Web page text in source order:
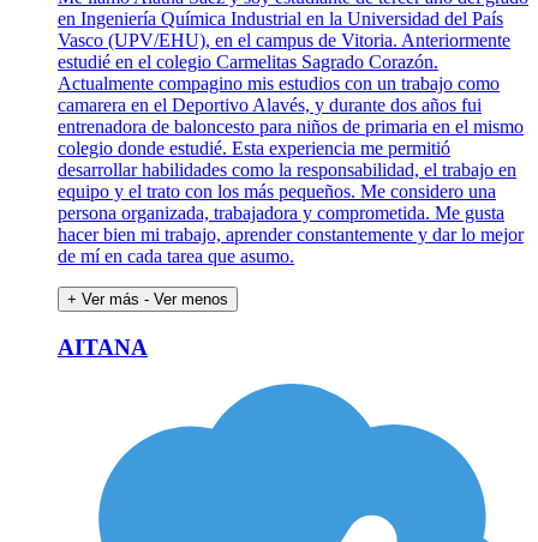
en Ingeniería Química Industrial en la Universidad del País
Vasco (UPV/EHU), en el campus de Vitoria. Anteriormente
estudié en el colegio Carmelitas Sagrado Corazón.
Actualmente compagino mis estudios con un trabajo como
camarera en el Deportivo Alavés, y durante dos años fui
entrenadora de baloncesto para niños de primaria en el mismo
colegio donde estudié. Esta experiencia me permitió
desarrollar habilidades como la responsabilidad, el trabajo en
equipo y el trato con los más pequeños. Me considero una
persona organizada, trabajadora y comprometida. Me gusta
hacer bien mi trabajo, aprender constantemente y dar lo mejor
de mí en cada tarea que asumo.
+ Ver más - Ver menos
AITANA